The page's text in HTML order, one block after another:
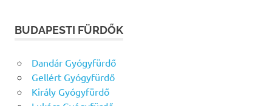
BUDAPESTI FÜRDŐK
Dandár Gyógyfürdő
Gellért Gyógyfürdő
Király Gyógyfürdő